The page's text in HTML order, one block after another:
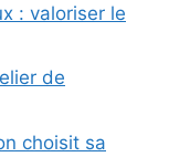
: valoriser le
de
choisit sa